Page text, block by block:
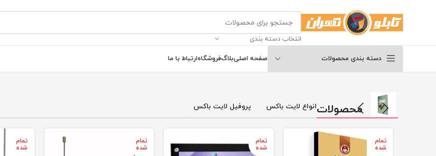
انتخاب دسته بندی
دسته بندی محصولات صفحه اصلیبلاگفروشگاهارتباط با ما
محصولاتانواع لایت باکس پروفیل لایت باکس
تمام
شده
تمام
شده
تمام
شده
تمام
شده